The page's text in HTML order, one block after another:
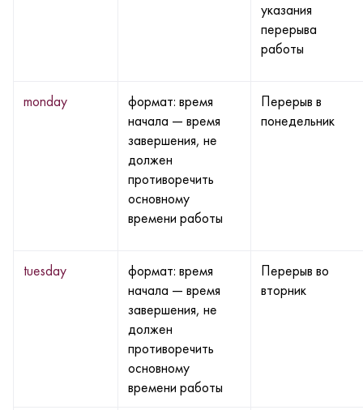
указания
перерыва
работы
monday
формат: время
начала — время
завершения, не
должен
противоречить
основному
времени работы
Перерыв в
понедельник
tuesday
формат: время
начала — время
завершения, не
должен
противоречить
основному
времени работы
Перерыв во
вторник